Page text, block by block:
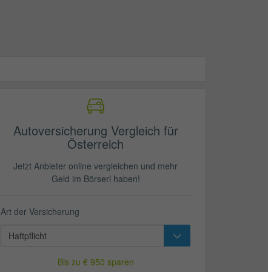
Autoversicherung Vergleich für
Österreich
Jetzt Anbieter online vergleichen und mehr
Geld im Börserl haben!
Art der Versicherung
Bis zu € 950 sparen